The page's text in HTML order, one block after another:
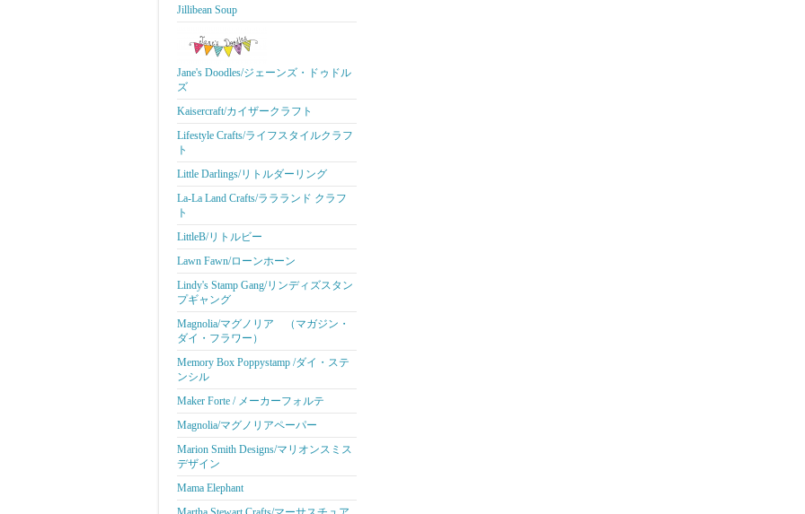
Jillibean Soup
Jane's Doodles/ジェーンズ・ドゥドル
ズ
Kaisercraft/カイザークラフト
Lifestyle Crafts/ライフスタイルクラフ
ト
Little Darlings/リトルダーリング
La-La Land Crafts/ララランド クラフ
ト
LittleB/リトルビー
Lawn Fawn/ローンホーン
Lindy's Stamp Gang/リンディズスタン
プギャング
Magnolia/マグノリア （マガジン・
ダイ・フラワー）
Memory Box Poppystamp /ダイ・ステ
ンシル
Maker Forte / メーカーフォルテ
Magnolia/マグノリアペーパー
Marion Smith Designs/マリオンスミス
デザイン
Mama Elephant